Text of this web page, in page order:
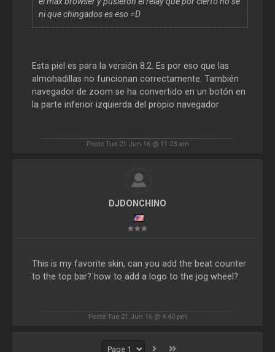
ni que chingados es eso =D
Esta piel es para la versión 8.2. Es por eso que las
almohadillas no funcionan correctamente. También
navegador de zoom se ha convertido en un botón en
la parte inferior izquierda del propio navegador
Posté Tue 21 Jun 16 @ 11:23 am
DJDONCHINO
This is my favorite skin, can you add the beat counter
to the top bar? how to add a logo to the jog wheel?
Posté Tue 21 Jun 16 @ 4:40 pm